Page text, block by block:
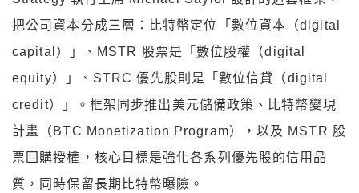
把公司資本分成三層：比特幣定位「數位資本（digital
capital）」、MSTR 股票是「數位股權（digital
equity）」、STRC 優先股則是「數位信貸（digital
credit）」。框架同步推出美元儲備政策、比特幣變現
計畫（BTC Monetization Program），以及 MSTR 股
票回購授權，核心目標是強化各系列優先股的信用品
質，同時保留長期比特幣曝險。